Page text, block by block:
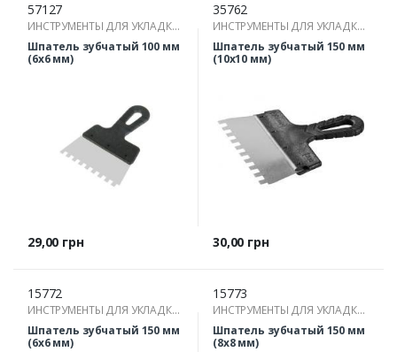
57127
ИНСТРУМЕНТЫ ДЛЯ УКЛАДКИ
ПЛИТКИ
Шпатель зубчатый 100 мм
(6х6 мм)
Цена
29,00 грн
35762
ИНСТРУМЕНТЫ ДЛЯ УКЛАДКИ
ПЛИТКИ
Шпатель зубчатый 150 мм
(10х10 мм)
Цена
30,00 грн
15772
ИНСТРУМЕНТЫ ДЛЯ УКЛАДКИ
ПЛИТКИ
Шпатель зубчатый 150 мм
(6х6 мм)
15773
ИНСТРУМЕНТЫ ДЛЯ УКЛАДКИ
ПЛИТКИ
Шпатель зубчатый 150 мм
(8х8 мм)